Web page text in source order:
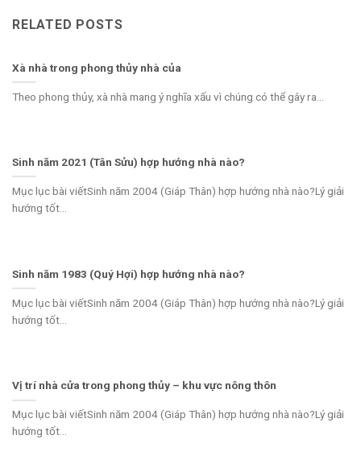
RELATED POSTS
Xà nhà trong phong thủy nhà của
Theo phong thủy, xà nhà mang ý nghĩa xấu vì chúng có thể gây ra...
Sinh năm 2021 (Tân Sửu) hợp hướng nhà nào?
Mục lục bài viếtSinh năm 2004 (Giáp Thân) hợp hướng nhà nào?Lý giải
hướng tốt...
Sinh năm 1983 (Quý Hợi) hợp hướng nhà nào?
Mục lục bài viếtSinh năm 2004 (Giáp Thân) hợp hướng nhà nào?Lý giải
hướng tốt...
Vị trí nhà cửa trong phong thủy – khu vực nông thôn
Mục lục bài viếtSinh năm 2004 (Giáp Thân) hợp hướng nhà nào?Lý giải
hướng tốt...